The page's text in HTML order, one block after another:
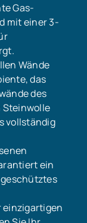
Gas-
mit einer 3-
Wände
das
des
Steinwolle
vollständig
ein
einzigartigen